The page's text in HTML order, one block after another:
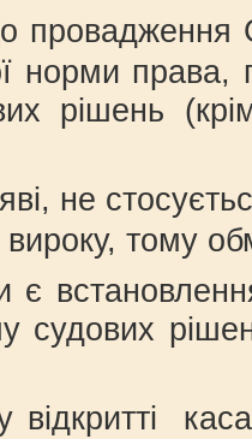
норми
рішень
не
тому
відкритті